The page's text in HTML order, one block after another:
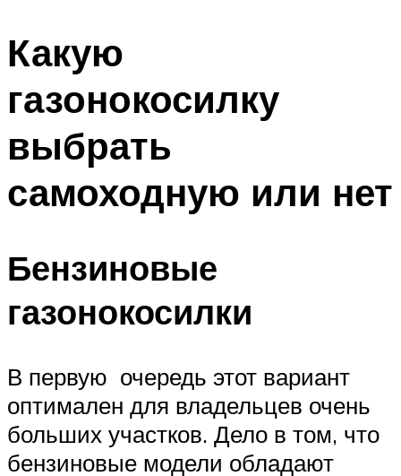
Какую
газонокосилку
выбрать
самоходную или нет
Бензиновые
газонокосилки
В первую очередь этот вариант
оптимален для владельцев очень
больших участков. Дело в том, что
бензиновые модели обладают